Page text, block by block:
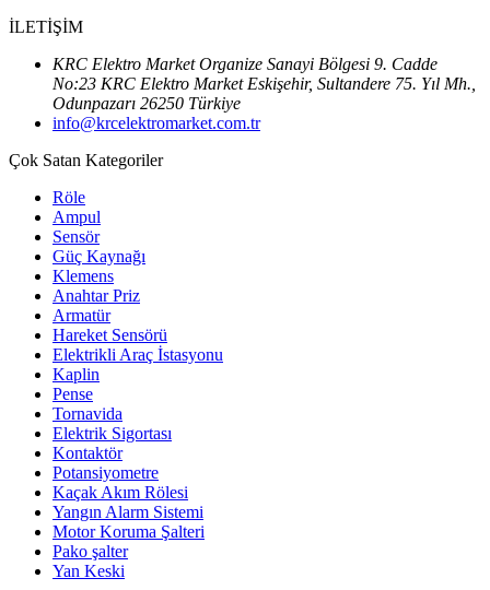
İLETİŞİM
KRC Elektro Market Organize Sanayi Bölgesi 9. Cadde
No:23 KRC Elektro Market Eskişehir, Sultandere 75. Yıl Mh.,
Odunpazarı 26250 Türkiye
info@krcelektromarket.com.tr
Çok Satan Kategoriler
Röle
Ampul
Sensör
Güç Kaynağı
Klemens
Anahtar Priz
Armatür
Hareket Sensörü
Elektrikli Araç İstasyonu
Kaplin
Pense
Tornavida
Elektrik Sigortası
Kontaktör
Potansiyometre
Kaçak Akım Rölesi
Yangın Alarm Sistemi
Motor Koruma Şalteri
Pako şalter
Yan Keski